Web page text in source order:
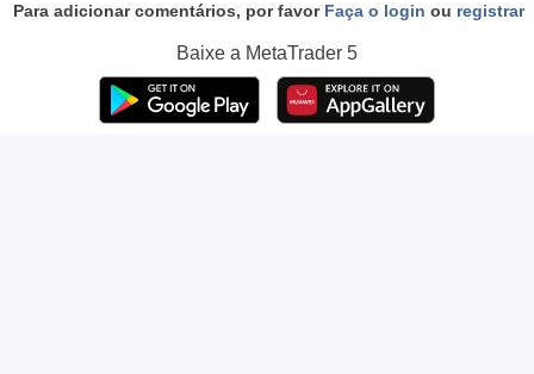
Para adicionar comentários, por favor Faça o login ou registrar
Baixe a MetaTrader 5